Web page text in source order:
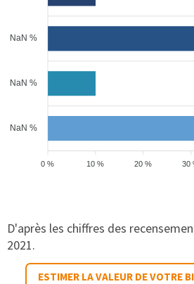
NaN %
NaN %
NaN %
30
20 %
10 %
0 %
D'après les chiffres des
2021.
ESTIMER LA VALEUR DE VOTRE